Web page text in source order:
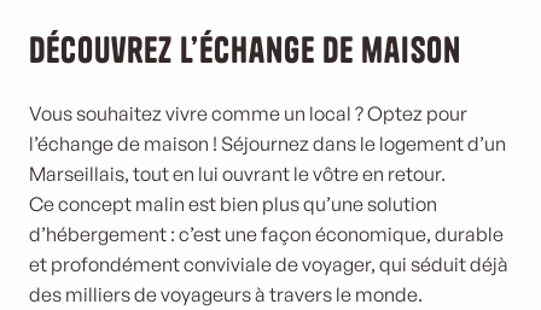
Découvrez l’échange de maison
Vous souhaitez vivre comme un local ? Optez pour
l’échange de maison ! Séjournez dans le logement d’un
Marseillais, tout en lui ouvrant le vôtre en retour.
Ce concept malin est bien plus qu’une solution
d’hébergement : c’est une façon économique, durable
et profondément conviviale de voyager, qui séduit déjà
des milliers de voyageurs à travers le monde.